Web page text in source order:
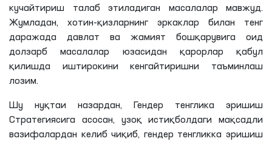
кучайтириш талаб этиладиган масалалар мавжуд.
Жумладан, хотин-қизларнинг эркаклар билан тенг
даражада давлат ва жамият бошқарувига оид
долзарб масалалар юзасидан қарорлар қабул
қилишда иштирокини кенгайтиришни таъминлаш
лозим.
Шу нуқтаи назардан, Гендер тенглика эришиш
Стратегиясига асосан, узоқ истиқболдаги мақсадли
вазифалардан келиб чиқиб, гендер тенгликка эришиш